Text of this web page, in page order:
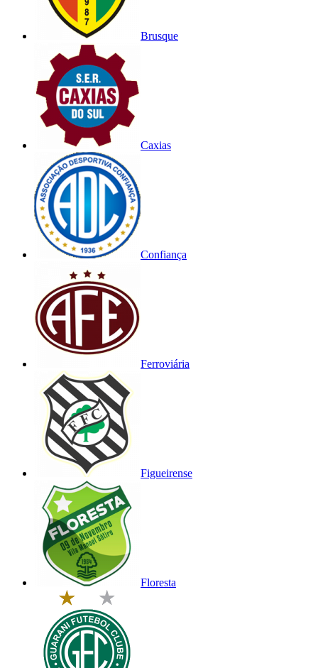
Brusque
Caxias
Confiança
Ferroviária
Figueirense
Floresta